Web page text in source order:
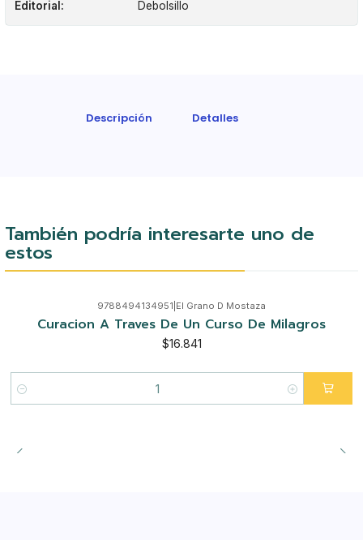
Editorial: Debolsillo
Descripción Detalles
También podría interesarte uno de
estos
9788494134951 El Grano D Mostaza
Curacion A Traves De Un Curso De Milagros
$16.841
Cantidad